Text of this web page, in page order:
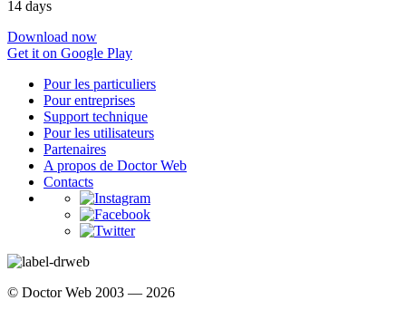
14 days
Download now
Get it on Google Play
Pour les particuliers
Pour entreprises
Support technique
Pour les utilisateurs
Partenaires
A propos de Doctor Web
Contacts
© Doctor Web 2003 — 2026